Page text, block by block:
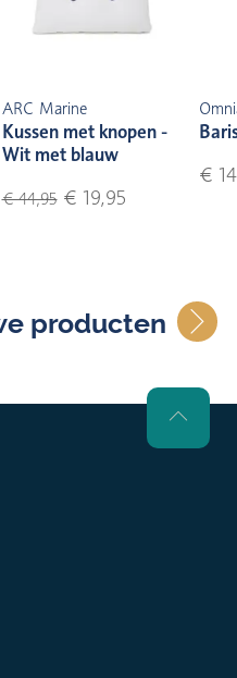
ARC Marine
Kussen met knopen -
Wit met blauw
€ 44,95€ 19,95
€
producten